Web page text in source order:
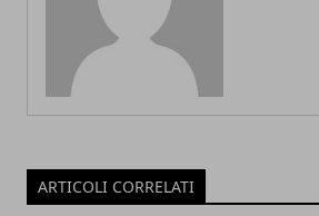
ARTICOLI CORRELATI